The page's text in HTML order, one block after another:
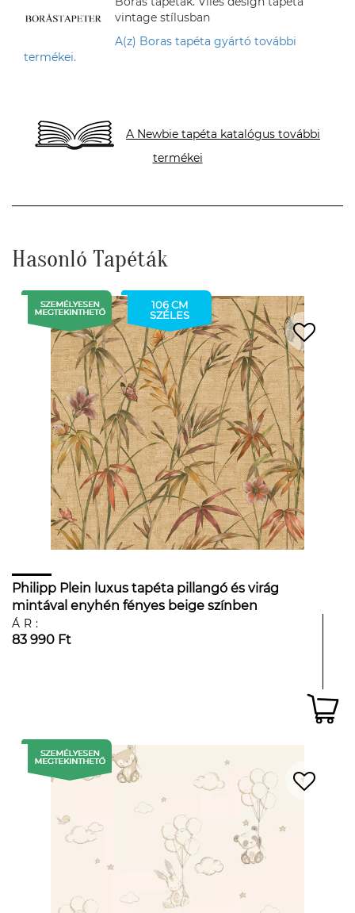
vintage stílusban
A(z) Boras tapéta gyártó további
termékei.
A Newbie tapéta katalógus további
termékei
Hasonló Tapéták
106 CM
SZÉLES
Philipp Plein luxus tapéta pillangó és virág
mintával enyhén fényes beige színben
ÁR:
83 990 Ft